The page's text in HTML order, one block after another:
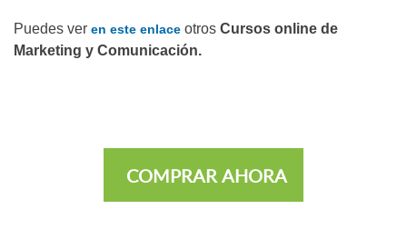
Puedes ver en este enlace otros Cursos online de
Marketing y Comunicación.
COMPRAR AHORA